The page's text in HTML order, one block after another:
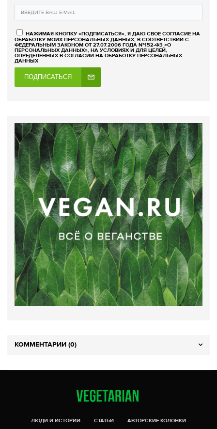
НАЖИМАЯ КНОПКУ «ПОДПИСАТЬСЯ», Я ДАЮ СВОЕ СОГЛАСИЕ НА
ОБРАБОТКУ МОИХ ПЕРСОНАЛЬНЫХ ДАННЫХ, В СООТВЕТСТВИИ С
ФЕДЕРАЛЬНЫМ ЗАКОНОМ ОТ 27.07.2006 ГОДА №152-ФЗ «О
ПЕРСОНАЛЬНЫХ ДАННЫХ», НА УСЛОВИЯХ И ДЛЯ ЦЕЛЕЙ,
ОПРЕДЕЛЕННЫХ В СОГЛАСИИ НА ОБРАБОТКУ ПЕРСОНАЛЬНЫХ
ДАННЫХ
ПОДПИСАТЬСЯ
КОММЕНТАРИИ (0)
ЛЮДИ И ИСТОРИИ СТАТЬИ АВТОРСКИЕ КОЛОНКИ